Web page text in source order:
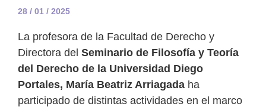
28 / 01 / 2025
La profesora de la Facultad de Derecho y
Directora del Seminario de Filosofía y Teoría
del Derecho de la Universidad Diego
Portales, María Beatriz Arriagada ha
participado de distintas actividades en el marco